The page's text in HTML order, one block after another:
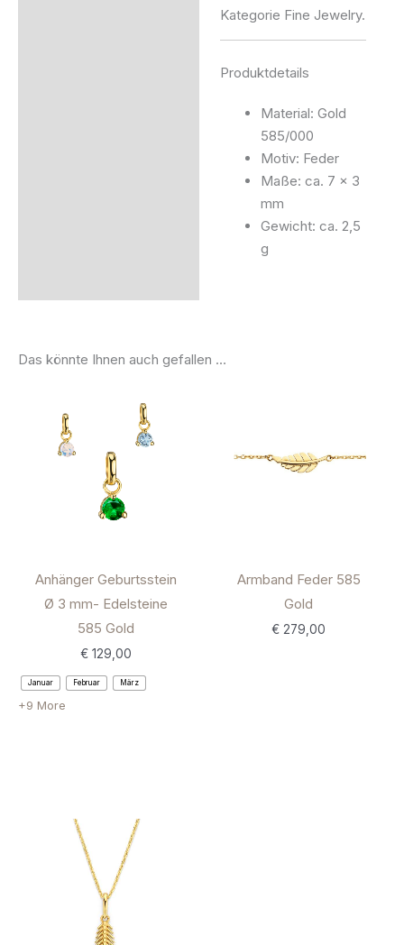
Kategorie Fine Jewelry.
Produktdetails
Material: Gold
585/000
Motiv: Feder
Maße: ca. 7 × 3
mm
Gewicht: ca. 2,5
g
Das könnte Ihnen auch gefallen …
Anhänger Geburtsstein
Ø 3 mm- Edelsteine
585 Gold
€129,00
Januar Februar März
+9 More
Armband Feder 585
Gold
€ 279,00